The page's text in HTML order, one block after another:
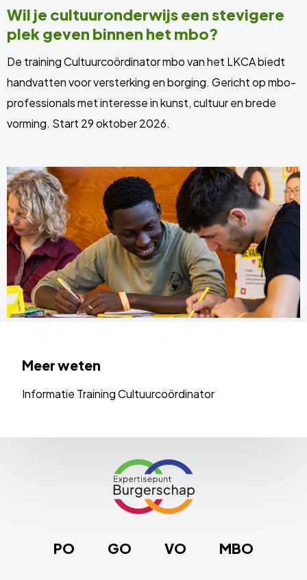
Wil je cultuuronderwijs een stevigere
plek geven binnen het mbo?
De training Cultuurcoördinator mbo van het LKCA biedt
handvatten voor versterking en borging. Gericht op mbo-
professionals met interesse in kunst, cultuur en brede
vorming. Start 29 oktober 2026.
Meer weten
Informatie Training Cultuurcoördinator
PO GO VO MBO